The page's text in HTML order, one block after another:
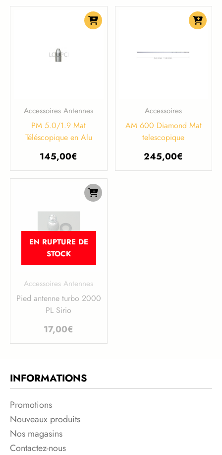
Accessoires Antennes
PM 5.0/1.9 Mat
Téléscopique en Alu
145,00€
Accessoires
AM 600 Diamond Mat
telescopique
245,00€
EN RUPTURE DE
STOCK
Accessoires Antennes
Pied antenne turbo 2000
PL Sirio
17,00€
INFORMATIONS
Promotions
Nouveaux produits
Nos magasins
Contactez-nous